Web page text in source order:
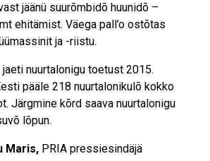
jäänü suurõmbidõ huunidõ –
ehitämist. Väega pall’o ostõtas
ja -riistu.
nuurtalonigu toetust 2015.
pääle 218 nuurtalonikulõ kokko
Järgmine kõrd saava nuurtalonigu
lõpun.
Maris,PRIA pressiesindäjä